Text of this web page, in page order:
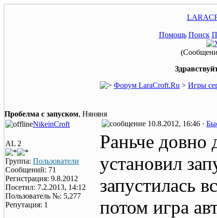
Помощь Поиск
Форум LaraCroft.Ru > Игры
Пробелма с запуском, Няняня
NikeinCroft
10.8.2012, 16:46 ·
AL 2
Группа: Пользователи
Сообщений: 71
Регистрация: 9.8.2012
Посетил: 7.2.2013, 14:12
Пользователь №: 5,277
Репутация: 1
Раньче довно
установил
запустилась
потом игра